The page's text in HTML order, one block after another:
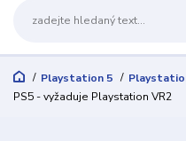
Playstation 5
PS5 - vyžaduje Playstation VR2